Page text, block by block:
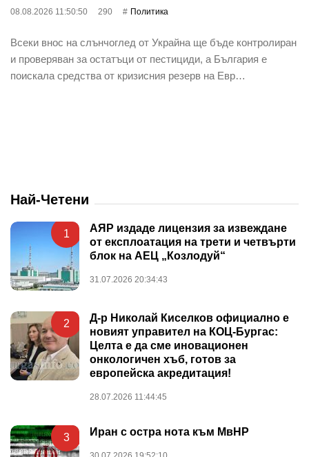
08.08.2026 11:50:50 290 Политика
Всеки внос на слънчоглед от Украйна ще бъде контролиран
и проверяван за остатъци от пестициди, а България е
поискала средства от кризисния резерв на Евр…
Най-Четени
1
АЯР издаде лицензия за извеждане
от експлоатация на трети и четвърти
блок на АЕЦ „Козлодуй“
31.07.2026 20:34:43
2
Д-р Николай Киселков официално е
новият управител на КОЦ-Бургас:
Целта е да сме иновационен
онкологичен хъб, готов за
европейска акредитация!
28.07.2026 11:44:45
3 Иран с остра нота към МвНР